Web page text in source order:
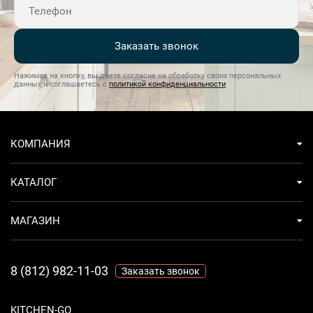
размораживаниеГриль
Заказать звонок
Нажимая на кнопку, вы даете согласие на обработку своих персональных
данных и соглашаетесь с политикой конфиденциальности
KITCHEN-GO
КОМПАНИЯ
КАТАЛОГ
МАГАЗИН
8 (812) 982-11-03 Заказать звонок